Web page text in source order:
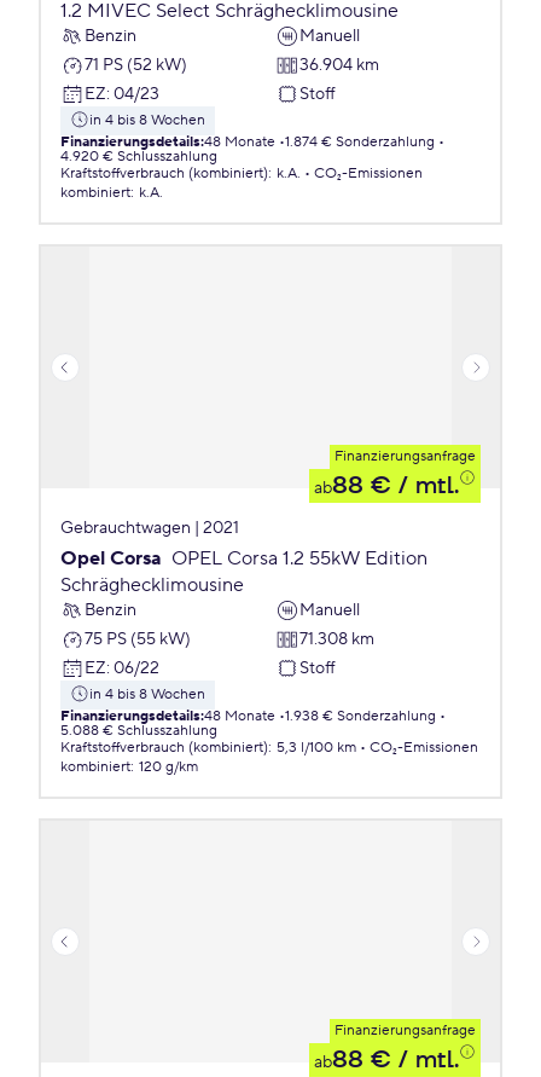
1.2 MIVEC Select Schräghecklimousine
Benzin
Manuell
71 PS (52 kW)
36.904 km
EZ: 04/23 Stoff
in 4 bis 8 Wochen
Finanzierungsdetails:48 Monate 1.874 € Sonderzahlung
4.920 € Schlusszahlung
Kraftstoffverbrauch (kombiniert): k.A.
CO₂-Emissionen
kombiniert: k.A.
Finanzierungsanfrage
ab88 € / mtl.
Gebrauchtwagen | 2021
Opel Corsa OPEL Corsa 1.2 55kW Edition
Schräghecklimousine
Benzin
Manuell
75 PS (55 kW)
71.308 km
EZ: 06/22 Stoff
in 4 bis 8 Wochen
Finanzierungsdetails:48 Monate 1.938 € Sonderzahlung
5.088 € Schlusszahlung
Kraftstoffverbrauch (kombiniert): 5,3 l/100 km
CO₂-Emissionen
kombiniert: 120 g/km
Finanzierungsanfrage
ab88 € / mtl.